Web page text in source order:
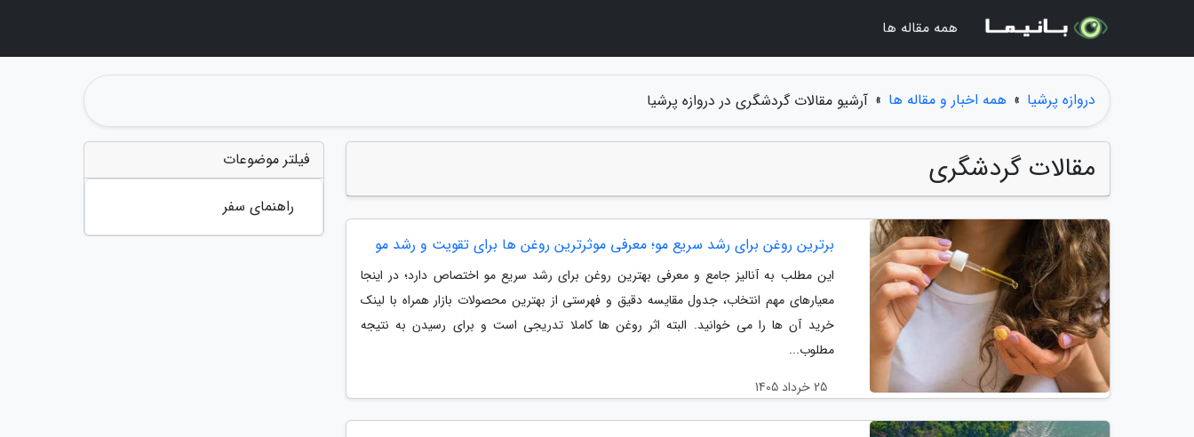
دروازه پرشیا » همه اخبار و مقاله ها » آرشیو مقالات گردشگری در دروازه پرشیا
مقالات گردشگری
برترین روغن برای رشد سریع مو؛ معرفی موثرترین روغن ها برای تقویت و رشد مو
این مطلب به آنالیز جامع و معرفی بهترین روغن برای رشد سریع مو اختصاص دارد؛ در اینجا
معیارهای مهم انتخاب، جدول مقایسه دقیق و فهرستی از بهترین محصولات بازار همراه با لینک
خرید آن ها را می خوانید. البته اثر روغن ها کاملا تدریجی است و برای رسیدن به نتیجه
مطلوب...
25 خرداد 1405
فیلتر موضوعات
راهنمای سفر
همه مقاله ها